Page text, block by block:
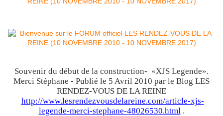
Souvenir du début de la construction- «XJS Legende».
Merci Stéphane - Publié le 5 Avril 2010 par le Blog LES
RENDEZ-VOUS DE LA REINE
http://www.lesrendezvousdelareine.com/article-xjs-
legende-merci-stephane-48026530.html .